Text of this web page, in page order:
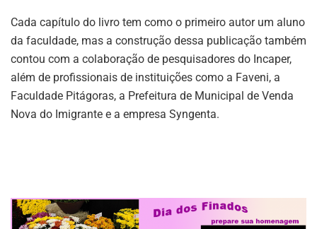
Cada capítulo do livro tem como o primeiro autor um aluno
da faculdade, mas a construção dessa publicação também
contou com a colaboração de pesquisadores do Incaper,
além de profissionais de instituições como a Faveni, a
Faculdade Pitágoras, a Prefeitura de Municipal de Venda
Nova do Imigrante e a empresa Syngenta.